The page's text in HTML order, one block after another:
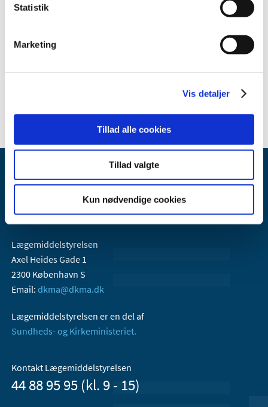
Statistik
Marketing
Vis detaljer
Tillad alle cookies
Tillad valgte
Kun nødvendige cookies
marts (2)
2008 (8)
Lægemiddelstyrelsen
Axel Heides Gade 1
2300 København S
Email: dkma@dkma.dk
Lægemiddelstyrelsen er en del af
Sundheds- og Kirkeministeriet.
Kontakt Lægemiddelstyrelsen
44 88 95 95 (kl. 9 - 15)